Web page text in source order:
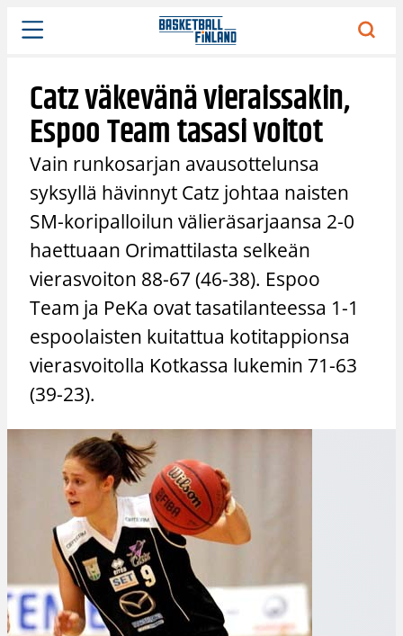
Siirry
sisältöön
Catz väkevänä vieraissakin,
Espoo Team tasasi voitot
Vain runkosarjan avausottelunsa
syksyllä hävinnyt Catz johtaa naisten
SM-koripalloilun välieräsarjaansa 2-0
haettuaan Orimattilasta selkeän
vierasvoiton 88-67 (46-38). Espoo
Team ja PeKa ovat tasatilanteessa 1-1
espoolaisten kuitattua kotitappionsa
vierasvoitolla Kotkassa lukemin 71-63
(39-23).